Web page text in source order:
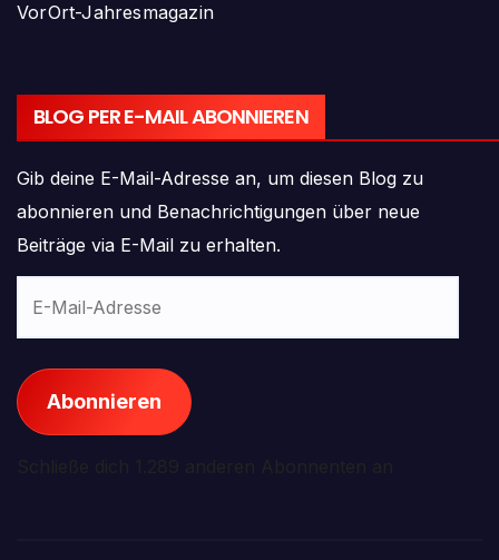
VorOrt-Jahresmagazin
BLOG PER E-MAIL ABONNIEREN
Gib deine E-Mail-Adresse an, um diesen Blog zu
abonnieren und Benachrichtigungen über neue
Beiträge via E-Mail zu erhalten.
Abonnieren